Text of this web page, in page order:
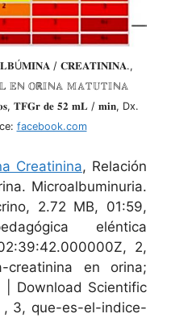
/ 𝐂𝐑𝐄𝐀𝐓𝐈𝐍𝐈𝐍𝐀.,
𝔼ℕ 𝕆ℝ𝕀ℕ𝔸 𝕄𝔸𝕋𝕌𝕋𝕀ℕ𝔸
𝐓𝐅𝐆𝐫 𝐝𝐞 𝟓𝟐 𝐦𝐋 / 𝐦𝐢𝐧, Dx.
facebook.com
Creatinina, Relación
Microalbuminuria.
2.72 MB, 01:59,
eléntica
2,
creatinina en orina;
| Download Scientific
, 3, que-es-el-indice-